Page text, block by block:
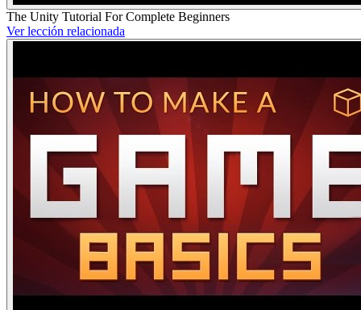
The Unity Tutorial For Complete Beginners
Ver lección relacionada